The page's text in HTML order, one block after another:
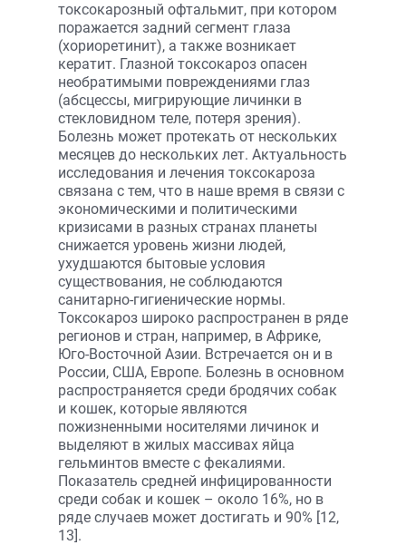
токсокарозный офтальмит, при котором
поражается задний сегмент глаза
(хориоретинит), а также возникает
кератит. Глазной токсокароз опасен
необратимыми повреждениями глаз
(абсцессы, мигрирующие личинки в
стекловидном теле, потеря зрения).
Болезнь может протекать от нескольких
месяцев до нескольких лет. Актуальность
исследования и лечения токсокароза
связана с тем, что в наше время в связи с
экономическими и политическими
кризисами в разных странах планеты
снижается уровень жизни людей,
ухудшаются бытовые условия
существования, не соблюдаются
санитарно-гигиенические нормы.
Токсокароз широко распространен в ряде
регионов и стран, например, в Африке,
Юго-Восточной Азии. Встречается он и в
России, США, Европе. Болезнь в основном
распространяется среди бродячих собак
и кошек, которые являются
пожизненными носителями личинок и
выделяют в жилых массивах яйца
гельминтов вместе с фекалиями.
Показатель средней инфицированности
среди собак и кошек – около 16%, но в
ряде случаев может достигать и 90% [12,
13].